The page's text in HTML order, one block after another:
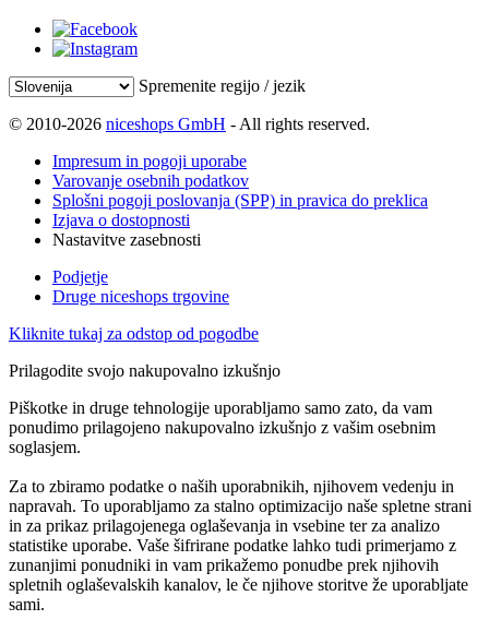
Spremenite regijo / jezik
© 2010-2026 niceshops GmbH - All rights reserved.
Impresum in pogoji uporabe
Varovanje osebnih podatkov
Splošni pogoji poslovanja (SPP) in pravica do preklica
Izjava o dostopnosti
Nastavitve zasebnosti
Podjetje
Druge niceshops trgovine
Kliknite tukaj za odstop od pogodbe
Prilagodite svojo nakupovalno izkušnjo
Piškotke in druge tehnologije uporabljamo samo zato, da vam
ponudimo prilagojeno nakupovalno izkušnjo z vašim osebnim
soglasjem.
Za to zbiramo podatke o naših uporabnikih, njihovem vedenju in
napravah. To uporabljamo za stalno optimizacijo naše spletne strani
in za prikaz prilagojenega oglaševanja in vsebine ter za analizo
statistike uporabe. Vaše šifrirane podatke lahko tudi primerjamo z
zunanjimi ponudniki in vam prikažemo ponudbe prek njihovih
spletnih oglaševalskih kanalov, le če njihove storitve že uporabljate
sami.